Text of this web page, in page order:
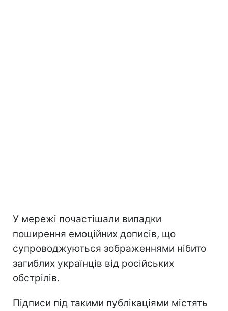
У мережі почастішали випадки
поширення емоційних дописів, що
супроводжуються зображеннями нібито
загиблих українців від російських
обстрілів.
Підписи під такими публікаціями містять